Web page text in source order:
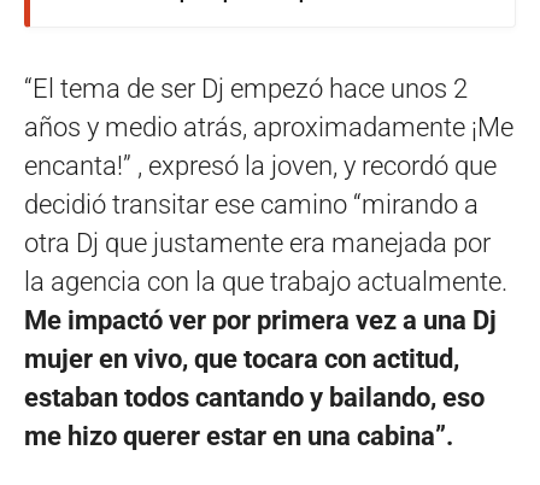
“El tema de ser Dj empezó hace unos 2
años y medio atrás, aproximadamente ¡Me
encanta!” , expresó la joven, y recordó que
decidió transitar ese camino “mirando a
otra Dj que justamente era manejada por
la agencia con la que trabajo actualmente.
Me impactó ver por primera vez a una Dj
mujer en vivo, que tocara con actitud,
estaban todos cantando y bailando, eso
me hizo querer estar en una cabina”.